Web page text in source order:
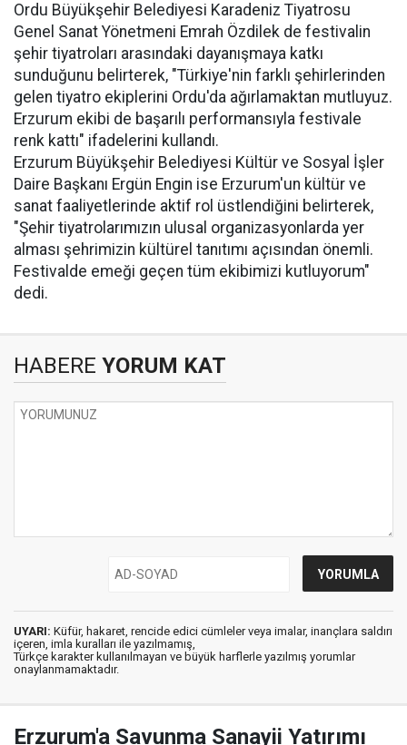
Ordu Büyükşehir Belediyesi Karadeniz Tiyatrosu
Genel Sanat Yönetmeni Emrah Özdilek de festivalin
şehir tiyatroları arasındaki dayanışmaya katkı
sunduğunu belirterek, "Türkiye'nin farklı şehirlerinden
gelen tiyatro ekiplerini Ordu'da ağırlamaktan mutluyuz.
Erzurum ekibi de başarılı performansıyla festivale
renk kattı" ifadelerini kullandı.
Erzurum Büyükşehir Belediyesi Kültür ve Sosyal İşler
Daire Başkanı Ergün Engin ise Erzurum'un kültür ve
sanat faaliyetlerinde aktif rol üstlendiğini belirterek,
"Şehir tiyatrolarımızın ulusal organizasyonlarda yer
alması şehrimizin kültürel tanıtımı açısından önemli.
Festivalde emeği geçen tüm ekibimizi kutluyorum"
dedi.
HABERE YORUM KAT
UYARI: Küfür, hakaret, rencide edici cümleler veya imalar, inançlara saldırı
içeren, imla kuralları ile yazılmamış,
Türkçe karakter kullanılmayan ve büyük harflerle yazılmış yorumlar
onaylanmamaktadır.
Erzurum'a Savunma Sanayii Yatırımı